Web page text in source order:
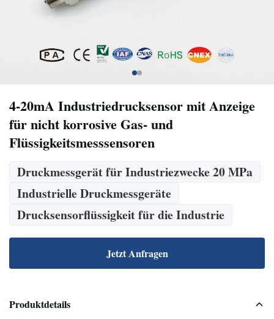
4-20mA Industriedrucksensor mit Anzeige
für nicht korrosive Gas- und
Flüssigkeitsmesssensoren
Druckmessgerät für Industriezwecke 20 MPa
Industrielle Druckmessgeräte
Drucksensorflüssigkeit für die Industrie
Jetzt Anfragen
Produktdetails